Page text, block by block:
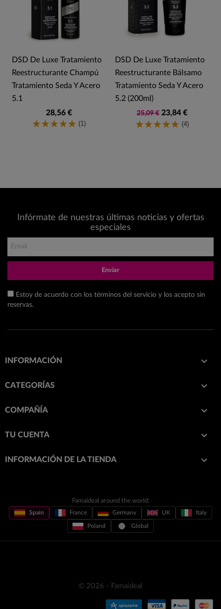
DSD De Luxe Tratamiento
Reestructurante Champú
Tratamiento Seda Y Acero
5.1
28,56 €
(1)
DSD De Luxe Tratamiento
Reestructurante Bálsamo
Tratamiento Seda Y Acero
5.2 (200ml)
25,09 € 23,84 €
(4)
Infórmate de nuestras últimas noticias y ofertas
especiales
Enviar
Estoy de acuerdo con los términos del servicio y los acepto sin
reservas.
INFORMACIÓN 
CATEGORÍAS 
COMPAÑÍA 
TU CUENTA 
INFORMACIÓN DE LA TIENDA keyboard_arrow_down
Famaideal around the world:
Spain France Germany UK Italy
Poland Global
© 2026 - Famaideal